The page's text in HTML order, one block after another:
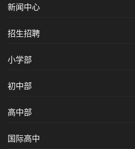
新闻中心
招生招聘
小学部
初中部
高中部
国际高中